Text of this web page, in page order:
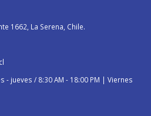
1662, La Serena, Chile.
- jueves / 8:30 AM - 18:00 PM | Viernes